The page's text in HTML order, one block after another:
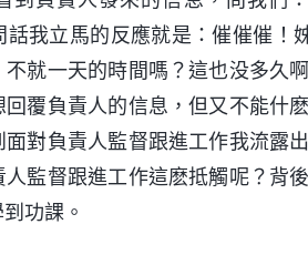
話我立馬的反應就是：催催催
就一天的時間嗎？這也没多久
覆負責人的信息，但又不能什
對負責人監督跟進工作我流露
監督跟進工作這麽抵觸呢？背
功課。